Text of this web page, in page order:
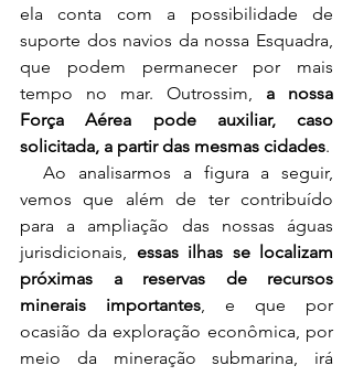
ela conta com a possibilidade de
suporte dos navios da nossa Esquadra,
que podem permanecer por mais
tempo no mar. Outrossim, a nossa
Força Aérea pode auxiliar, caso
solicitada, a partir das mesmas cidades.
  Ao analisarmos a figura a seguir,
vemos que além de ter contribuído
para a ampliação das nossas águas
jurisdicionais, essas ilhas se localizam
próximas a reservas de recursos
minerais importantes, e que por
ocasião da exploração econômica, por
meio da mineração submarina, irá